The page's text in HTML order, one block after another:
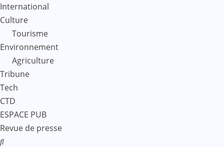
International
Culture
Tourisme
Environnement
Agriculture
Tribune
Tech
CTD
ESPACE PUB
Revue de presse